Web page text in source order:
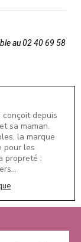
au 02 40 69 58
conçoit depuis
sa maman.
la marque
pour les
propreté :